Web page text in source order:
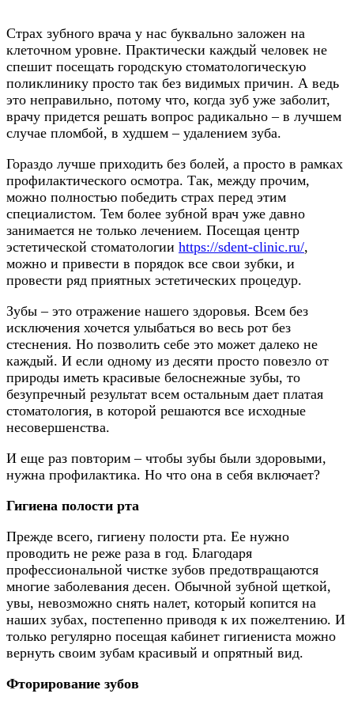
Страх зубного врача у нас буквально заложен на
клеточном уровне. Практически каждый человек не
спешит посещать городскую стоматологическую
поликлинику просто так без видимых причин. А ведь
это неправильно, потому что, когда зуб уже заболит,
врачу придется решать вопрос радикально – в лучшем
случае пломбой, в худшем – удалением зуба.
Гораздо лучше приходить без болей, а просто в рамках
профилактического осмотра. Так, между прочим,
можно полностью победить страх перед этим
специалистом. Тем более зубной врач уже давно
занимается не только лечением. Посещая центр
эстетической стоматологии https://sdent-clinic.ru/,
можно и привести в порядок все свои зубки, и
провести ряд приятных эстетических процедур.
Зубы – это отражение нашего здоровья. Всем без
исключения хочется улыбаться во весь рот без
стеснения. Но позволить себе это может далеко не
каждый. И если одному из десяти просто повезло от
природы иметь красивые белоснежные зубы, то
безупречный результат всем остальным дает платая
стоматология, в которой решаются все исходные
несовершенства.
И еще раз повторим – чтобы зубы были здоровыми,
нужна профилактика. Но что она в себя включает?
Гигиена полости рта
Прежде всего, гигиену полости рта. Ее нужно
проводить не реже раза в год. Благодаря
профессиональной чистке зубов предотвращаются
многие заболевания десен. Обычной зубной щеткой,
увы, невозможно снять налет, который копится на
наших зубах, постепенно приводя к их пожелтению. И
только регулярно посещая кабинет гигиениста можно
вернуть своим зубам красивый и опрятный вид.
Фторирование зубов